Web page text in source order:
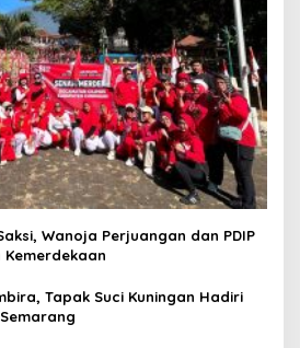
Wanoja Perjuangan dan PDIP
Kemerdekaan
Tapak Suci Kuningan Hadiri